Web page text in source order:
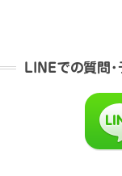
LINEでの質問･